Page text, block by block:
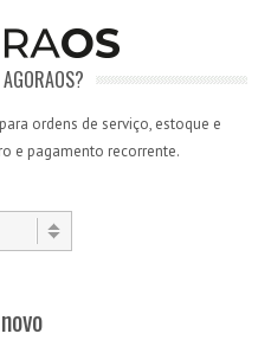
ordens de serviço, estoque e
e pagamento recorrente.